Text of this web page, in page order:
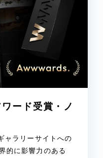
ード受賞・ノ
ャラリーサイトへの
的に影響力のある